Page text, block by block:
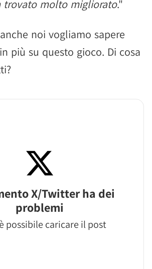
trovato molto migliorato."
noi vogliamo sapere
più su questo gioco. Di cosa
X/Twitter ha dei
problemi
possibile caricare il post